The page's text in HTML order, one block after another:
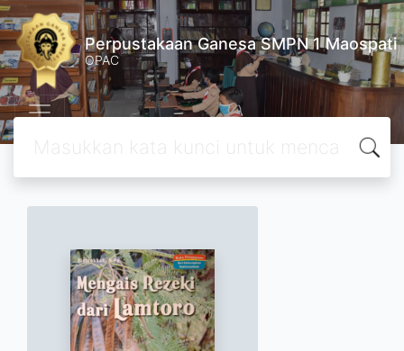
Perpustakaan Ganesa SMPN 1 Maospati
OPAC